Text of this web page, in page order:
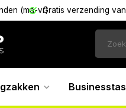
(ma-vr)Gratis verzending